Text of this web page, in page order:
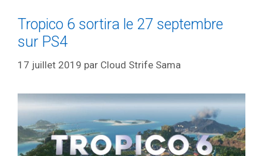
Tropico 6 sortira le 27 septembre
sur PS4
17 juillet 2019 par Cloud Strife Sama